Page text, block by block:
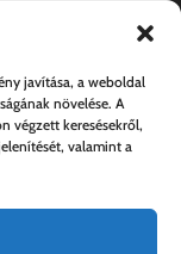
javítása, a weboldal
növelése. A
végzett keresésekről,
valamint a